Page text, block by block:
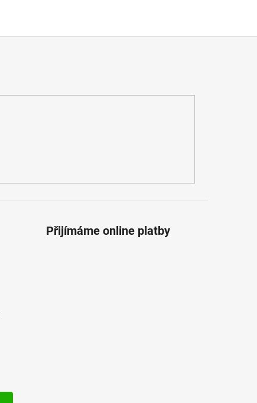
Přijímáme online platby